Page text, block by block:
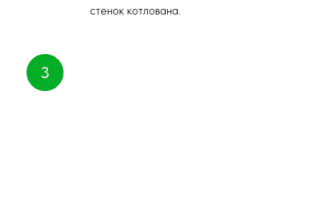
стенок котлована.